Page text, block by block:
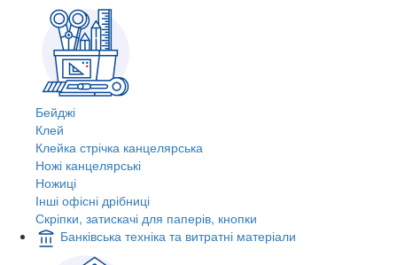
Бейджі
Клей
Клейка стрічка канцелярська
Ножі канцелярські
Ножиці
Інші офісні дрібниці
Скріпки, затискачі для паперів, кнопки
Банківська техніка та витратні матеріали